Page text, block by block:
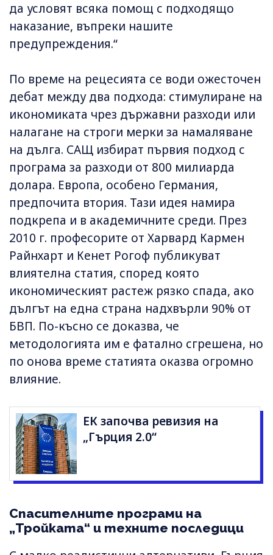
да условят всяка помощ с подходящо
наказание, въпреки нашите
предупреждения.“
По време на рецесията се води ожесточен
дебат между два подхода: стимулиране на
икономиката чрез държавни разходи или
налагане на строги мерки за намаляване
на дълга. САЩ избират първия подход с
програма за разходи от 800 милиарда
долара. Европа, особено Германия,
предпочита втория. Тази идея намира
подкрепа и в академичните среди. През
2010 г. професорите от Харвард Кармен
Райнхарт и Кенет Рогоф публикуват
влиятелна статия, според която
икономическият растеж рязко спада, ако
дългът на една страна надхвърли 90% от
БВП. По-късно се доказва, че
методологията им е фатално сгрешена, но
по онова време статията оказва огромно
влияние.
ЕК започва ревизия на
„Гърция 2.0“
Спасителните програми на
„Тройката“ и техните последици